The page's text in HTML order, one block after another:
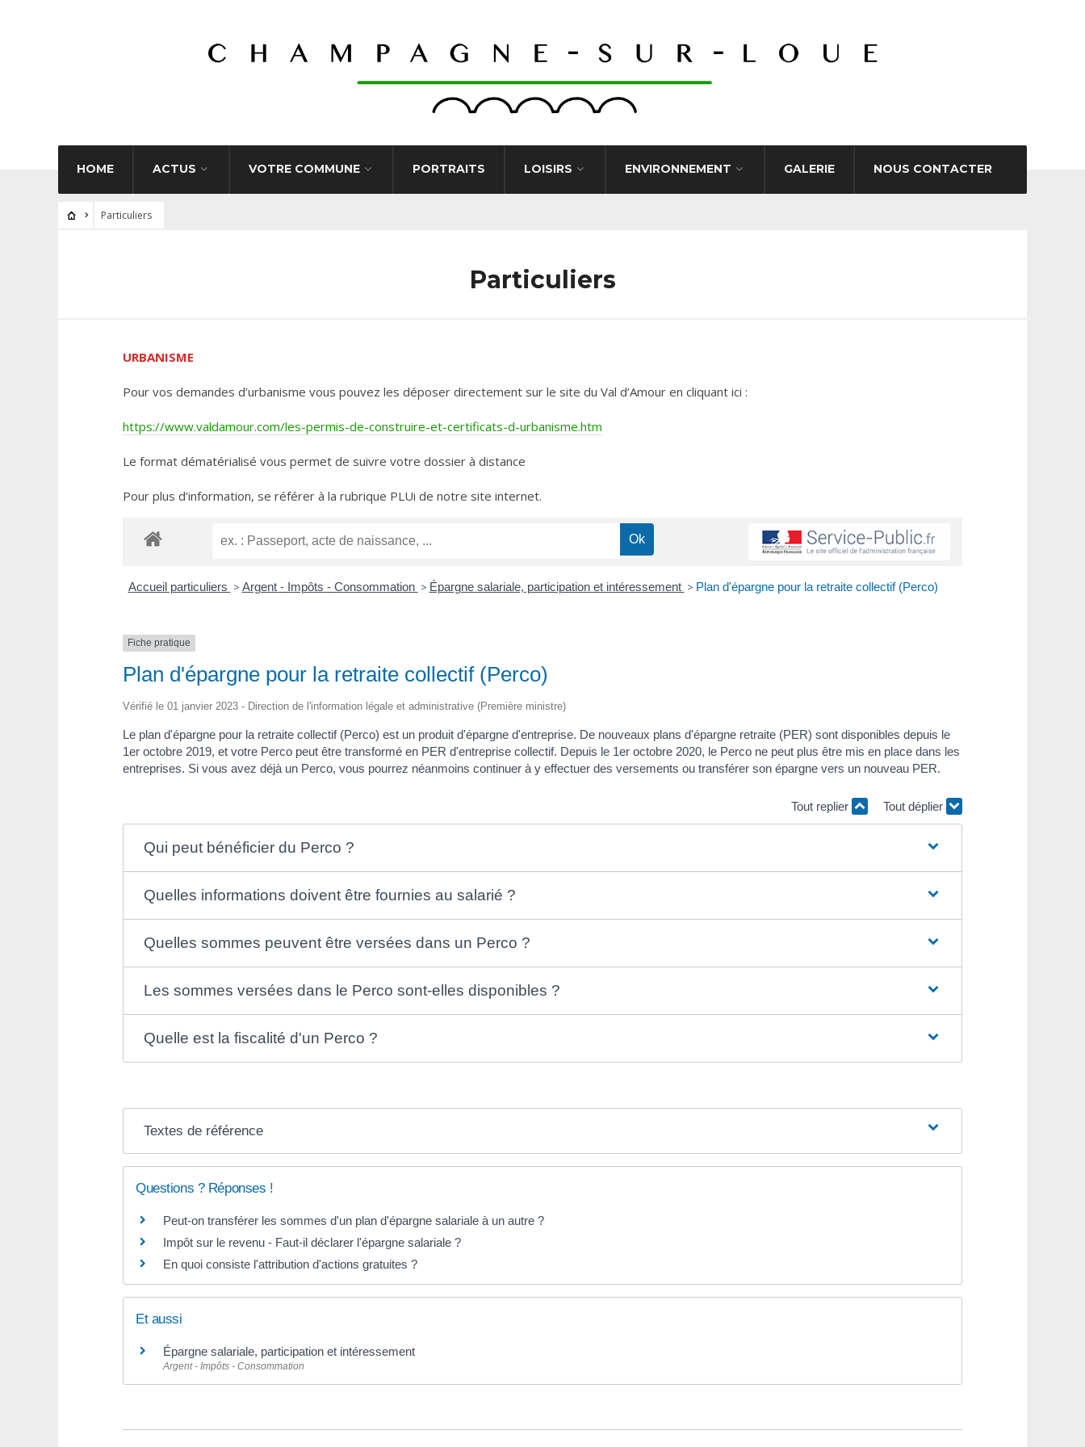
HOME ACTUS VOTRE COMMUNE PORTRAITS LOISIRS ENVIRONNEMENT GALERIE NOUS CONTACTER
Particuliers
Particuliers
URBANISME
Pour vos demandes d’urbanisme vous pouvez les déposer directement sur le site du Val d’Amour en cliquant ici :
https://www.valdamour.com/les-permis-de-construire-et-certificats-d-urbanisme.htm
Le format dématérialisé vous permet de suivre votre dossier à distance
Pour plus d’information, se référer à la rubrique PLUi de notre site internet.
Accueil particuliers > Argent - Impôts - Consommation > Épargne salariale, participation et intéressement > Plan d'épargne pour la retraite collectif (Perco)
Fiche pratique
Plan d'épargne pour la retraite collectif (Perco)
Vérifié le 01 janvier 2023 - Direction de l'information légale et administrative (Première ministre)
Le plan d'épargne pour la retraite collectif (Perco) est un produit d'épargne d'entreprise. De nouveaux plans d'épargne retraite (PER) sont disponibles depuis le
1er octobre 2019, et votre Perco peut être transformé en PER d'entreprise collectif. Depuis le 1er octobre 2020, le Perco ne peut plus être mis en place dans les
entreprises. Si vous avez déjà un Perco, vous pourrez néanmoins continuer à y effectuer des versements ou transférer son épargne vers un nouveau PER.
Tout replier Tout déplier
Qui peut bénéficier du Perco ?
Quelles informations doivent être fournies au salarié ?
Quelles sommes peuvent être versées dans un Perco ?
Les sommes versées dans le Perco sont-elles disponibles ?
Quelle est la fiscalité d'un Perco ?
Textes de référence
Questions ? Réponses !
Peut-on transférer les sommes d'un plan d'épargne salariale à un autre ?
Impôt sur le revenu - Faut-il déclarer l'épargne salariale ?
En quoi consiste l'attribution d'actions gratuites ?
Et aussi
Épargne salariale, participation et intéressement
Argent - Impôts - Consommation